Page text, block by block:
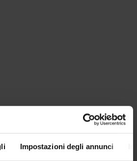
Impostazioni degli annunci